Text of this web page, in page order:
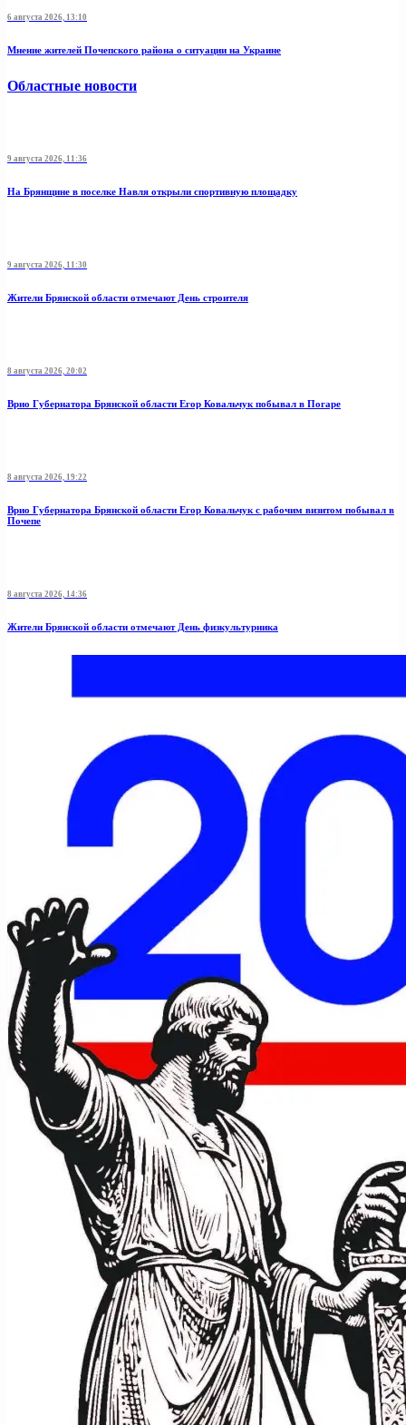
6 августа 2026, 13:10
Мнение жителей Почепского района о ситуации на Украине
Областные новости
9 августа 2026, 11:36
На Брянщине в поселке Навля открыли спортивную площадку
9 августа 2026, 11:30
Жители Брянской области отмечают День строителя
8 августа 2026, 20:02
Врио Губернатора Брянской области Егор Ковальчук побывал в Погаре
8 августа 2026, 19:22
Врио Губернатора Брянской области Егор Ковальчук с рабочим визитом побывал в
Почепе
8 августа 2026, 14:36
Жители Брянской области отмечают День физкультурника